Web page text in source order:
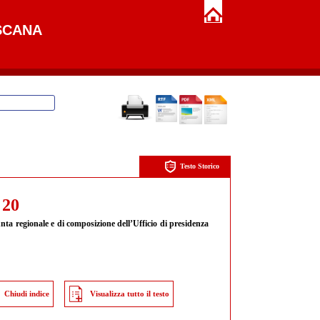
Testo Storico
regionale e di composizione dell’Ufficio di presidenza
Chiudi indice Visualizza tutto il testo